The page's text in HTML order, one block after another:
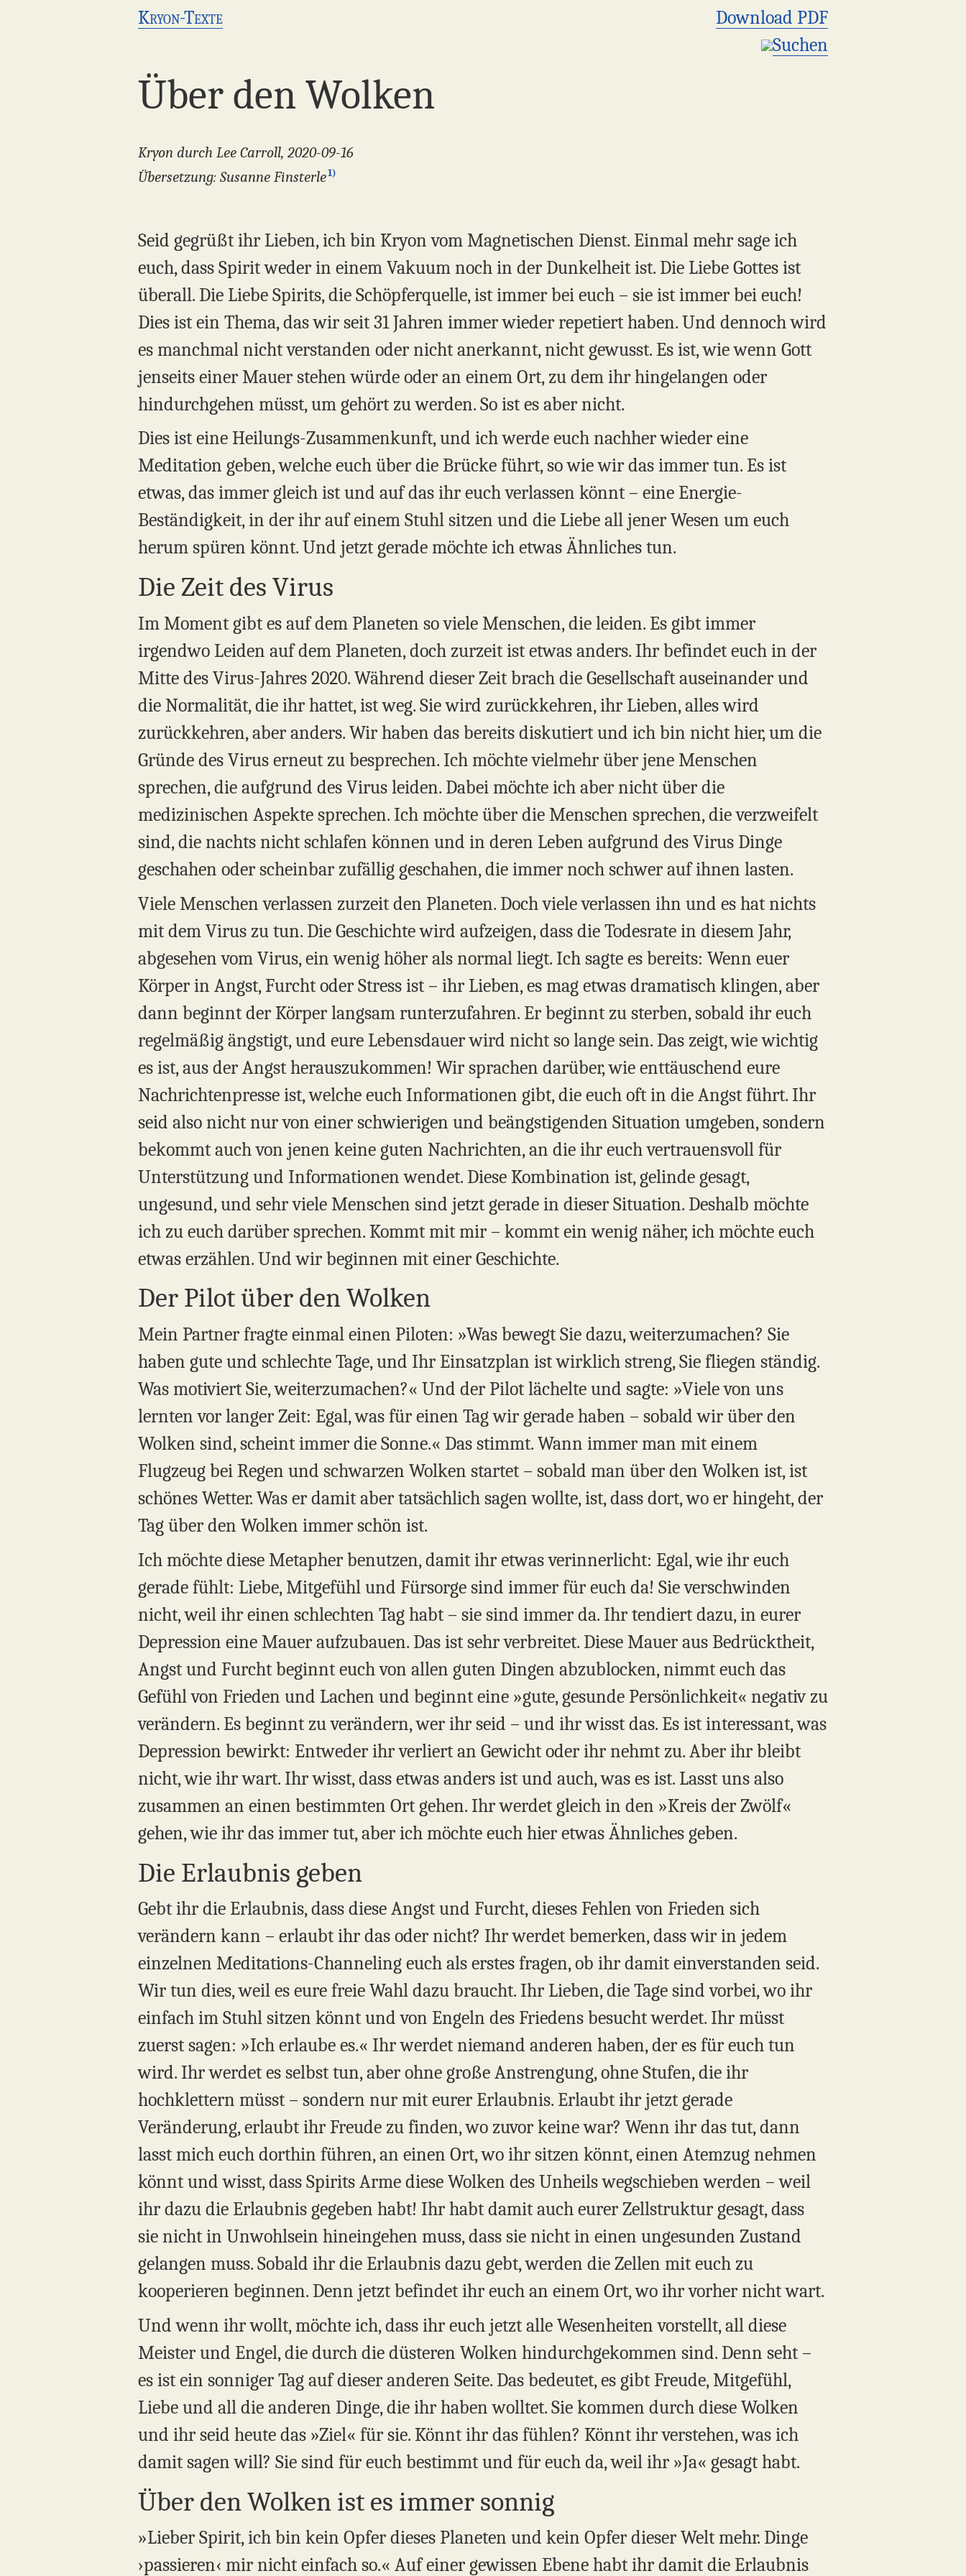
Kryon-Texte
Download PDF
Suchen
Über den Wolken
Kryon durch Lee Carroll, 2020-09-16
Übersetzung: Susanne Finsterle1)
Seid gegrüßt ihr Lieben, ich bin Kryon vom Magnetischen Dienst. Einmal mehr sage ich
euch, dass Spirit weder in einem Vakuum noch in der Dunkelheit ist. Die Liebe Gottes ist
überall. Die Liebe Spirits, die Schöpferquelle, ist immer bei euch – sie ist immer bei euch!
Dies ist ein Thema, das wir seit 31 Jahren immer wieder repetiert haben. Und dennoch wird
es manchmal nicht verstanden oder nicht anerkannt, nicht gewusst. Es ist, wie wenn Gott
jenseits einer Mauer stehen würde oder an einem Ort, zu dem ihr hingelangen oder
hindurchgehen müsst, um gehört zu werden. So ist es aber nicht.
Dies ist eine Heilungs-Zusammenkunft, und ich werde euch nachher wieder eine
Meditation geben, welche euch über die Brücke führt, so wie wir das immer tun. Es ist
etwas, das immer gleich ist und auf das ihr euch verlassen könnt – eine Energie-
Beständigkeit, in der ihr auf einem Stuhl sitzen und die Liebe all jener Wesen um euch
herum spüren könnt. Und jetzt gerade möchte ich etwas Ähnliches tun.
Die Zeit des Virus
Im Moment gibt es auf dem Planeten so viele Menschen, die leiden. Es gibt immer
irgendwo Leiden auf dem Planeten, doch zurzeit ist etwas anders. Ihr befindet euch in der
Mitte des Virus-Jahres 2020. Während dieser Zeit brach die Gesellschaft auseinander und
die Normalität, die ihr hattet, ist weg. Sie wird zurückkehren, ihr Lieben, alles wird
zurückkehren, aber anders. Wir haben das bereits diskutiert und ich bin nicht hier, um die
Gründe des Virus erneut zu besprechen. Ich möchte vielmehr über jene Menschen
sprechen, die aufgrund des Virus leiden. Dabei möchte ich aber nicht über die
medizinischen Aspekte sprechen. Ich möchte über die Menschen sprechen, die verzweifelt
sind, die nachts nicht schlafen können und in deren Leben aufgrund des Virus Dinge
geschahen oder scheinbar zufällig geschahen, die immer noch schwer auf ihnen lasten.
Viele Menschen verlassen zurzeit den Planeten. Doch viele verlassen ihn und es hat nichts
mit dem Virus zu tun. Die Geschichte wird aufzeigen, dass die Todesrate in diesem Jahr,
abgesehen vom Virus, ein wenig höher als normal liegt. Ich sagte es bereits: Wenn euer
Körper in Angst, Furcht oder Stress ist – ihr Lieben, es mag etwas dramatisch klingen, aber
dann beginnt der Körper langsam runterzufahren. Er beginnt zu sterben, sobald ihr euch
regelmäßig ängstigt, und eure Lebensdauer wird nicht so lange sein. Das zeigt, wie wichtig
es ist, aus der Angst herauszukommen! Wir sprachen darüber, wie enttäuschend eure
Nachrichtenpresse ist, welche euch Informationen gibt, die euch oft in die Angst führt. Ihr
seid also nicht nur von einer schwierigen und beängstigenden Situation umgeben, sondern
bekommt auch von jenen keine guten Nachrichten, an die ihr euch vertrauensvoll für
Unterstützung und Informationen wendet. Diese Kombination ist, gelinde gesagt,
ungesund, und sehr viele Menschen sind jetzt gerade in dieser Situation. Deshalb möchte
ich zu euch darüber sprechen. Kommt mit mir – kommt ein wenig näher, ich möchte euch
etwas erzählen. Und wir beginnen mit einer Geschichte.
Der Pilot über den Wolken
Mein Partner fragte einmal einen Piloten: »Was bewegt Sie dazu, weiterzumachen? Sie
haben gute und schlechte Tage, und Ihr Einsatzplan ist wirklich streng, Sie fliegen ständig.
Was motiviert Sie, weiterzumachen?« Und der Pilot lächelte und sagte: »Viele von uns
lernten vor langer Zeit: Egal, was für einen Tag wir gerade haben – sobald wir über den
Wolken sind, scheint immer die Sonne.« Das stimmt. Wann immer man mit einem
Flugzeug bei Regen und schwarzen Wolken startet – sobald man über den Wolken ist, ist
schönes Wetter. Was er damit aber tatsächlich sagen wollte, ist, dass dort, wo er hingeht, der
Tag über den Wolken immer schön ist.
Ich möchte diese Metapher benutzen, damit ihr etwas verinnerlicht: Egal, wie ihr euch
gerade fühlt: Liebe, Mitgefühl und Fürsorge sind immer für euch da! Sie verschwinden
nicht, weil ihr einen schlechten Tag habt – sie sind immer da. Ihr tendiert dazu, in eurer
Depression eine Mauer aufzubauen. Das ist sehr verbreitet. Diese Mauer aus Bedrücktheit,
Angst und Furcht beginnt euch von allen guten Dingen abzublocken, nimmt euch das
Gefühl von Frieden und Lachen und beginnt eine »gute, gesunde Persönlichkeit« negativ zu
verändern. Es beginnt zu verändern, wer ihr seid – und ihr wisst das. Es ist interessant, was
Depression bewirkt: Entweder ihr verliert an Gewicht oder ihr nehmt zu. Aber ihr bleibt
nicht, wie ihr wart. Ihr wisst, dass etwas anders ist und auch, was es ist. Lasst uns also
zusammen an einen bestimmten Ort gehen. Ihr werdet gleich in den »Kreis der Zwölf«
gehen, wie ihr das immer tut, aber ich möchte euch hier etwas Ähnliches geben.
Die Erlaubnis geben
Gebt ihr die Erlaubnis, dass diese Angst und Furcht, dieses Fehlen von Frieden sich
verändern kann – erlaubt ihr das oder nicht? Ihr werdet bemerken, dass wir in jedem
einzelnen Meditations-Channeling euch als erstes fragen, ob ihr damit einverstanden seid.
Wir tun dies, weil es eure freie Wahl dazu braucht. Ihr Lieben, die Tage sind vorbei, wo ihr
einfach im Stuhl sitzen könnt und von Engeln des Friedens besucht werdet. Ihr müsst
zuerst sagen: »Ich erlaube es.« Ihr werdet niemand anderen haben, der es für euch tun
wird. Ihr werdet es selbst tun, aber ohne große Anstrengung, ohne Stufen, die ihr
hochklettern müsst – sondern nur mit eurer Erlaubnis. Erlaubt ihr jetzt gerade
Veränderung, erlaubt ihr Freude zu finden, wo zuvor keine war? Wenn ihr das tut, dann
lasst mich euch dorthin führen, an einen Ort, wo ihr sitzen könnt, einen Atemzug nehmen
könnt und wisst, dass Spirits Arme diese Wolken des Unheils wegschieben werden – weil
ihr dazu die Erlaubnis gegeben habt! Ihr habt damit auch eurer Zellstruktur gesagt, dass
sie nicht in Unwohlsein hineingehen muss, dass sie nicht in einen ungesunden Zustand
gelangen muss. Sobald ihr die Erlaubnis dazu gebt, werden die Zellen mit euch zu
kooperieren beginnen. Denn jetzt befindet ihr euch an einem Ort, wo ihr vorher nicht wart.
Und wenn ihr wollt, möchte ich, dass ihr euch jetzt alle Wesenheiten vorstellt, all diese
Meister und Engel, die durch die düsteren Wolken hindurchgekommen sind. Denn seht –
es ist ein sonniger Tag auf dieser anderen Seite. Das bedeutet, es gibt Freude, Mitgefühl,
Liebe und all die anderen Dinge, die ihr haben wolltet. Sie kommen durch diese Wolken
und ihr seid heute das »Ziel« für sie. Könnt ihr das fühlen? Könnt ihr verstehen, was ich
damit sagen will? Sie sind für euch bestimmt und für euch da, weil ihr »Ja« gesagt habt.
Über den Wolken ist es immer sonnig
»Lieber Spirit, ich bin kein Opfer dieses Planeten und kein Opfer dieser Welt mehr. Dinge
›passieren‹ mir nicht einfach so.« Auf einer gewissen Ebene habt ihr damit die Erlaubnis